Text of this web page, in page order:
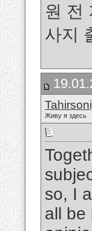
원 전
사지
Живу я здесь
so, I
all be